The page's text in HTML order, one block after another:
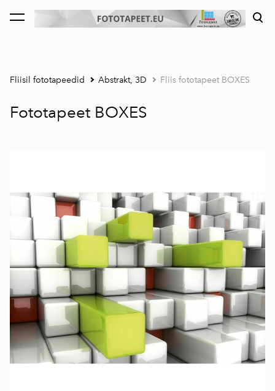
lisati ostukorvi. Vaata ostukorvi
Fliisil fototapeedid Abstrakt, 3D Fliis fototapeet BOXES
Fototapeet BOXES